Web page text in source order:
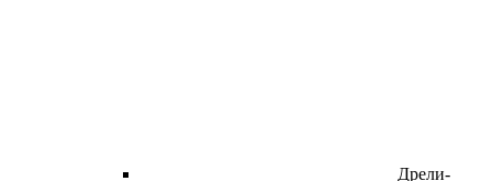
Дрели-